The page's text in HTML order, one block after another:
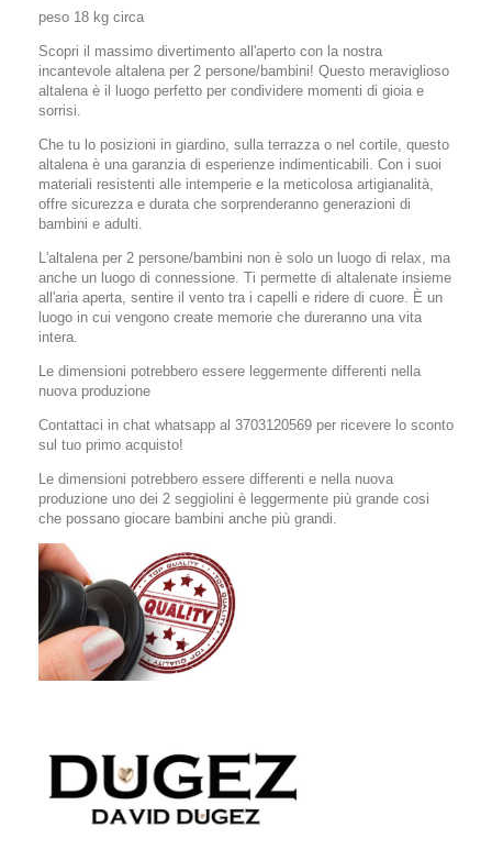
peso 18 kg circa
Scopri il massimo divertimento all'aperto con la nostra
incantevole altalena per 2 persone/bambini! Questo meraviglioso
altalena è il luogo perfetto per condividere momenti di gioia e
sorrisi.
Che tu lo posizioni in giardino, sulla terrazza o nel cortile, questo
altalena è una garanzia di esperienze indimenticabili. Con i suoi
materiali resistenti alle intemperie e la meticolosa artigianalità,
offre sicurezza e durata che sorprenderanno generazioni di
bambini e adulti.
L'altalena per 2 persone/bambini non è solo un luogo di relax, ma
anche un luogo di connessione. Ti permette di altalenate insieme
all'aria aperta, sentire il vento tra i capelli e ridere di cuore. È un
luogo in cui vengono create memorie che dureranno una vita
intera.
Le dimensioni potrebbero essere leggermente differenti nella
nuova produzione
Contattaci in chat whatsapp al 3703120569 per ricevere lo sconto
sul tuo primo acquisto!
Le dimensioni potrebbero essere differenti e nella nuova
produzione uno dei 2 seggiolini è leggermente più grande cosi
che possano giocare bambini anche più grandi.